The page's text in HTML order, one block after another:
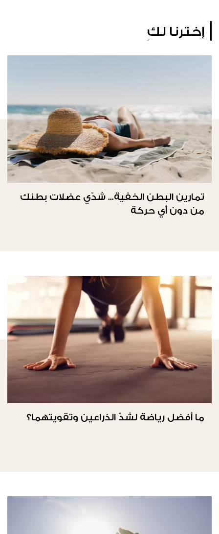
إخترنا لكِ
تمارين البطن الخفية... شدّي عضلات بطنك
من دون أي حركة
ما أفضل رياضة لشدّ الذراعين وتقويتهما؟